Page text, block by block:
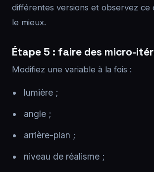
différentes versions et observez ce
le mieux.
Étape 5 : faire des micro-
Modifiez une variable à la fois :
lumière ;
angle ;
arrière-plan ;
niveau de réalisme ;